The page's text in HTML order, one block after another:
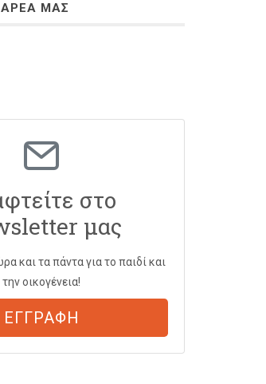
ΜΑΣ
στο
μας
και τα πάντα για το παιδί και
την οικογένεια!
ΕΓΓΡΑΦΗ